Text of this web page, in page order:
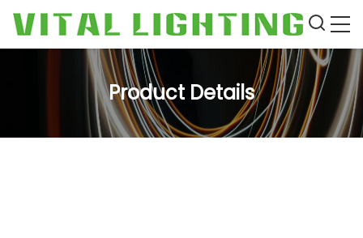
Product Details